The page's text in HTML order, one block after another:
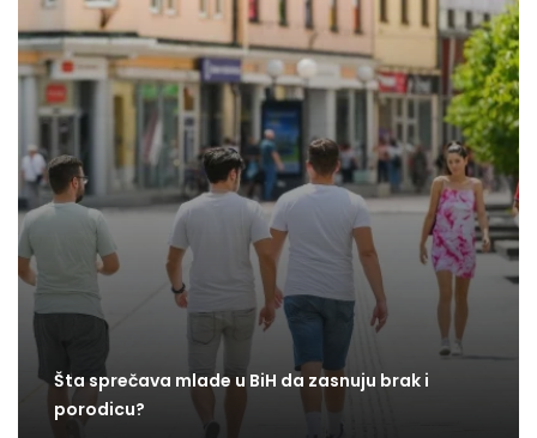
Šta sprečava mlade u BiH da zasnuju brak i
porodicu?